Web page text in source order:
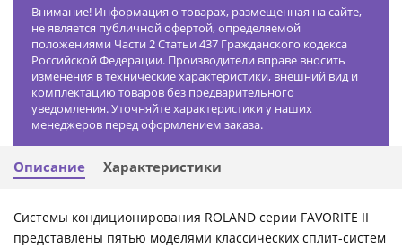
Внимание! Информация о товарах, размещенная на сайте,
не является публичной офертой, определяемой
положениями Части 2 Статьи 437 Гражданского кодекса
Российской Федерации. Производители вправе вносить
изменения в технические характеристики, внешний вид и
комплектацию товаров без предварительного
уведомления. Уточняйте характеристики у наших
менеджеров перед оформлением заказа.
Описание Характеристики
Системы кондиционирования ROLAND серии FAVORITE II
представлены пятью моделями классических сплит-систем